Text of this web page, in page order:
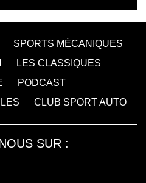
SPORTS MÉCANIQUES
LES CLASSIQUES
PODCAST
CLUB SPORT AUTO
SUR :